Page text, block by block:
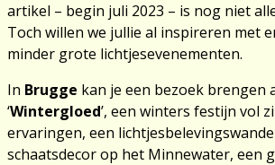
artikel – begin juli 2023 – is nog niet
Toch willen we jullie al inspireren met
minder grote lichtjesevenementen.
In Brugge kan je een bezoek brengen
‘Wintergloed’, een winters festijn vol
ervaringen, een
schaatsdecor op het Minnewater, een